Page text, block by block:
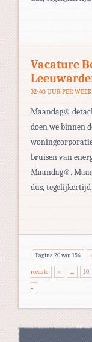
Vacature
32-40 UUR PER WEEK
Maandag®
doen we binnen
bruisen van
Maandag®.
dus,
Pagina 20 van 156
recente « ... 10
»